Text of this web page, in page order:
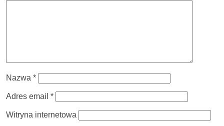
Nazwa *
Adres email *
Witryna internetowa